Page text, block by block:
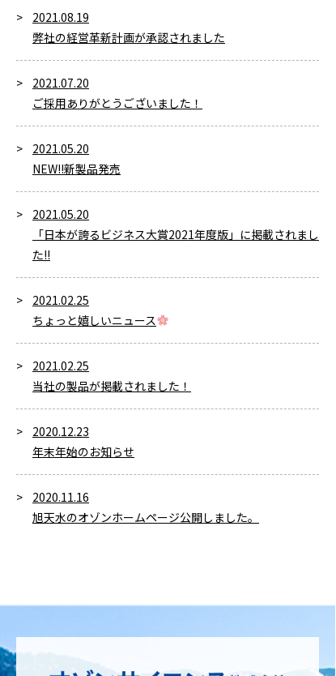
2021.08.19
弊社の経営革新計画が承認されました
2021.07.20
ご採用ありがとうございました！
2021.05.20
NEW!!新製品発売
2021.05.20
「日本が誇るビジネス大賞2021年度版」に掲載されまし
た!!
2021.02.25
ちょっと嬉しいニュース
2021.02.25
当社の製品が掲載されました！
2020.12.23
年末年始のお知らせ
2020.11.16
旭天水のオゾンホームページ公開しました。